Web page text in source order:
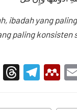
ibadah yang
paling konsisten
X Threads